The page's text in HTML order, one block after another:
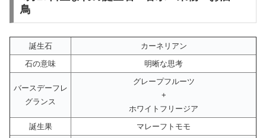
鳥
誕生石
カーネリアン
石の意味
明晰な思考
バースデーフレ
グランス
グレープフルーツ
+
ホワイトフリージア
誕生果
マレーフトモモ